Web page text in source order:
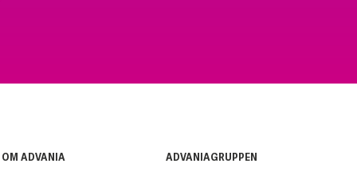
OM ADVANIA ADVANIAGRUPPEN